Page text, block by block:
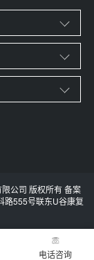
公司 版权所有 备案
路555号联东U谷康复
电话咨询